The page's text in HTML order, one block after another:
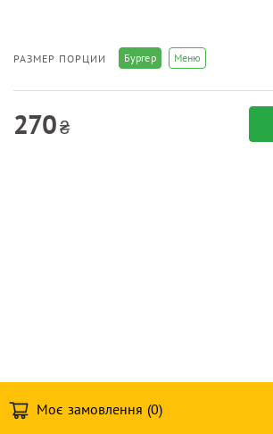
РАЗМЕР ПОРЦИИ Бургер Меню
270₴
Моє замовлення (0)